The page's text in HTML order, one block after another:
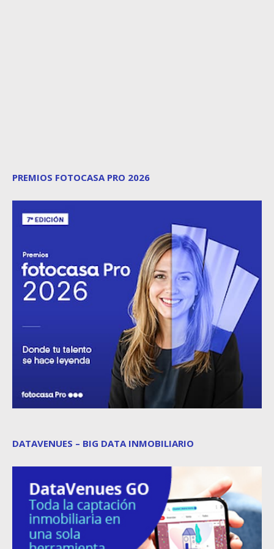
PREMIOS FOTOCASA PRO 2026
DATAVENUES – BIG DATA INMOBILIARIO